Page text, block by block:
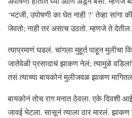
‘भटजी, उपोषणी का घेत नाही ?’ तेव्हा सांगा
जेवतो; नाही तर असाच उठतो. म्हणजे ते
त्याप्रमाणं घडलं. चांगला मुहूर्त पाहून मुलीचा
जातेवेळी प्रसादाचं झाकण नेलं; त्यामुळे
तसं त्याच्या बायकोनं मुलीजवळ झाकण
बायकोनं तोच राग मनात ठेवला. एके दिवशी आई
जावई भेटला. सासूनं त्याला ठार मारलं.